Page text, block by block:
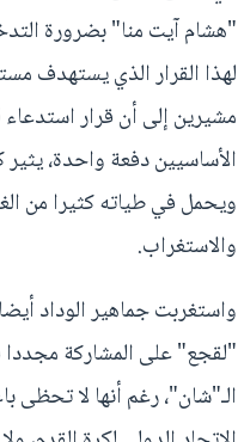
"هشام آيت منا" بضرورة
لهذا القرار الذي يستهدف
الأساسيين دفعة واحدة،
ويحمل في طياته كثيرا من
والاستغراب.
واستغربت جماهير الوداد
"لقجع" على المشاركة
الـ"شان"، رغم أنها لا تحظى